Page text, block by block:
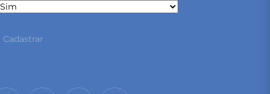
Cadastrar